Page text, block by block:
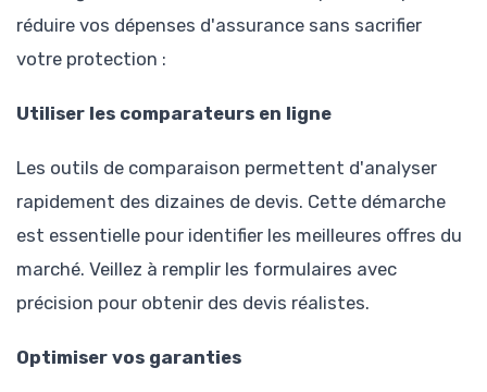
réduire vos dépenses d'assurance sans sacrifier
votre protection :
Utiliser les comparateurs en ligne
Les outils de comparaison permettent d'analyser
rapidement des dizaines de devis. Cette démarche
est essentielle pour identifier les meilleures offres du
marché. Veillez à remplir les formulaires avec
précision pour obtenir des devis réalistes.
Optimiser vos garanties